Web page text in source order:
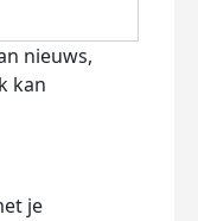
nieuws,
kan
je